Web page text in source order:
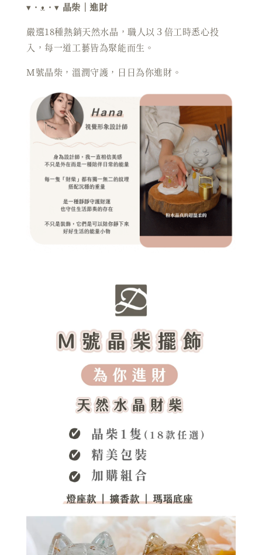
▾・ᴥ・▾ 晶柴｜進財
嚴選18種熱銷天然水晶，職人以３倍工時悉心投
入，每一道工藝皆為聚能而生。
M號晶柴，溫潤守護，日日為你進財。